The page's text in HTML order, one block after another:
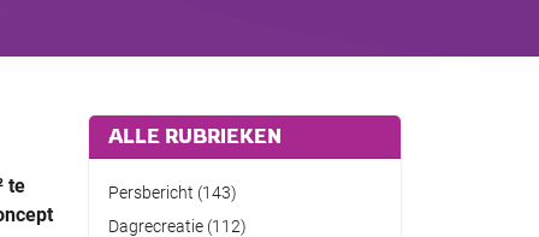
te
ALLE RUBRIEKEN
Persbericht (143)
Dagrecreatie (112)